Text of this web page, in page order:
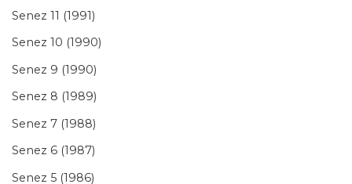
Senez 11 (1991)
Senez 10 (1990)
Senez 9 (1990)
Senez 8 (1989)
Senez 7 (1988)
Senez 6 (1987)
Senez 5 (1986)